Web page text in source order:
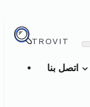
TROVIT